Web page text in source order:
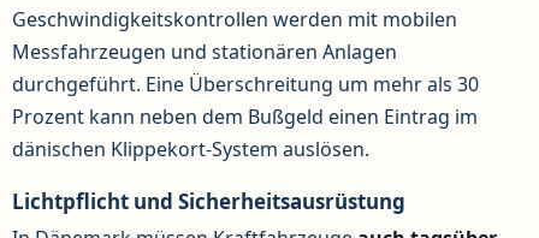
Geschwindigkeitskontrollen werden mit mobilen
Messfahrzeugen und stationären Anlagen
durchgeführt. Eine Überschreitung um mehr als 30
Prozent kann neben dem Bußgeld einen Eintrag im
dänischen Klippekort-System auslösen.
Lichtpflicht und Sicherheitsausrüstung